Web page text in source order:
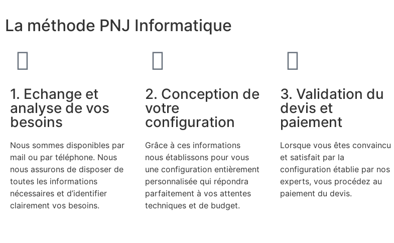
La méthode PNJ Informatique
1. Echange et
analyse de vos
besoins
Nous sommes disponibles par
mail ou par téléphone. Nous
nous assurons de disposer de
toutes les informations
nécessaires et d’identifier
clairement vos besoins.
2. Conception de
votre
configuration
Grâce à ces informations
nous établissons pour vous
une configuration entièrement
personnalisée qui répondra
parfaitement à vos attentes
techniques et de budget.
3. Validation du
devis et
paiement
Lorsque vous êtes convaincu
et satisfait par la
configuration établie par nos
experts, vous procédez au
paiement du devis.